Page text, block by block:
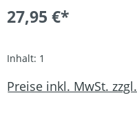
27,95 €*
Inhalt: 1
Preise inkl. MwSt.